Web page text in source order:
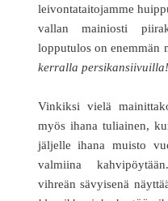
leivontataitojamme
vallan mainiosti
lopputulos on enemmän
kerralla persikansiivuilla!
Vinkiksi vielä
myös ihana tuliainen,
jäljelle ihana muisto
valmiina
vihreän sävyisenä